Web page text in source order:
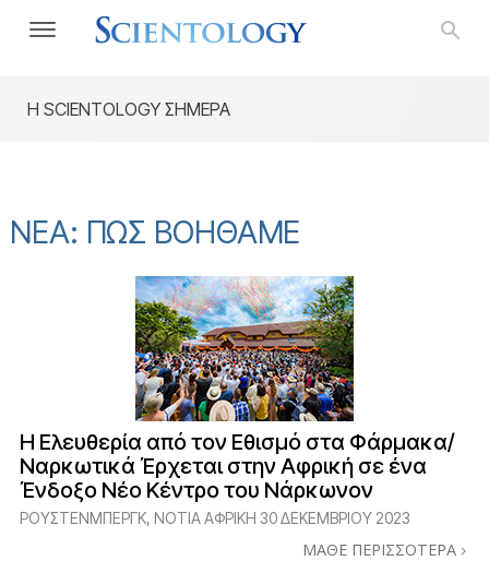
Η SCIENTOLOGY ΣΗΜΕΡΑ
ΝΕΑ: ΠΩΣ ΒΟΗΘΑΜΕ
H Ελευθερία από τον Εθισμό στα Φάρμακα/
Ναρκωτικά Έρχεται στην Αφρική σε ένα
Ένδοξο Νέο Κέντρο του Νάρκωνον
ΡΟΎΣΤΕΝΜΠΕΡΓΚ, ΝΌΤΙΑ ΑΦΡΙΚΉ 30 ΔΕΚΕΜΒΡΙΟΥ 2023
ΜΑΘΕ ΠΕΡΙΣΣΟΤΕΡΑ